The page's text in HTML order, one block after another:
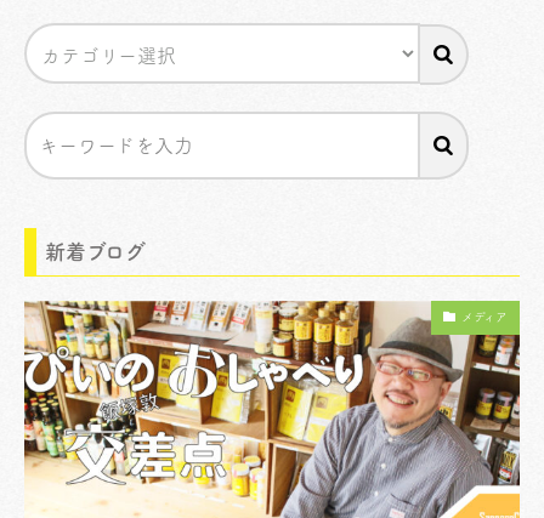
新着ブログ
メディア